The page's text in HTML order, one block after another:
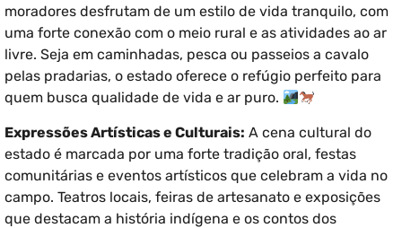
moradores desfrutam de um estilo de vida tranquilo, com
uma forte conexão com o meio rural e as atividades ao ar
livre. Seja em caminhadas, pesca ou passeios a cavalo
pelas pradarias, o estado oferece o refúgio perfeito para
quem busca qualidade de vida e ar puro.
Expressões Artísticas e Culturais: A cena cultural do
estado é marcada por uma forte tradição oral, festas
comunitárias e eventos artísticos que celebram a vida no
campo. Teatros locais, feiras de artesanato e exposições
que destacam a história indígena e os contos dos